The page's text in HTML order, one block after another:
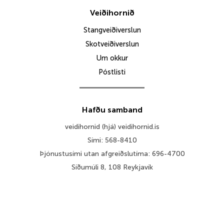
Veiðihornið
Stangveiðiverslun
Skotveiðiverslun
Um okkur
Póstlisti
Hafðu samband
veidihornid (hjá) veidihornid.is
Sími: 568-8410
Þjónustusími utan afgreiðslutíma: 696-4700
Síðumúli 8, 108 Reykjavík